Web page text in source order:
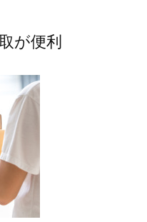
が便利